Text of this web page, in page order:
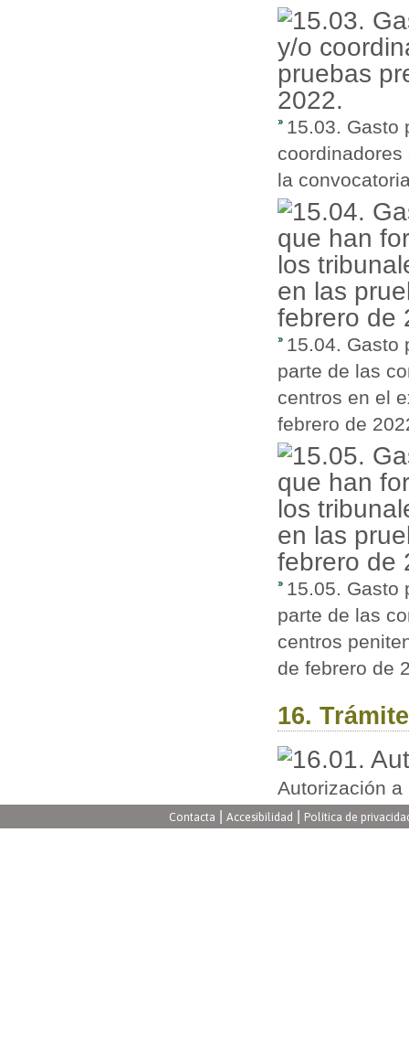
15.03. Gasto
la
15.04. Gasto
parte de las
centros en el
febrero de
15.05. Gasto
parte de las
centros
de febrero de
16. Trámite
Autorización a
Contacta Accesibilidad Política de